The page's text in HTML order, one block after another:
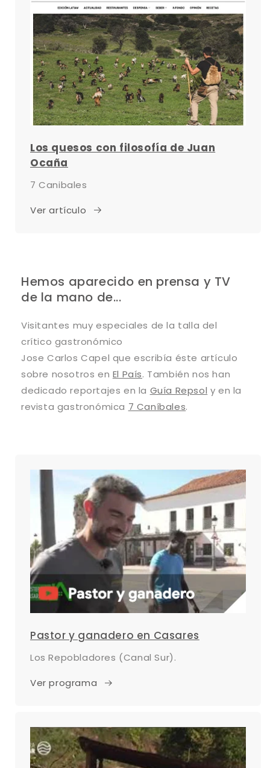
Los quesos con filosofía de Juan
Ocaña
7 Canibales
Ver artículo
Hemos aparecido en prensa y TV
de la mano de...
Visitantes muy especiales de la talla del
crítico gastronómico
Jose Carlos Capel que escribía éste artículo
sobre nosotros en El País. También nos han
dedicado reportajes en la Guía Repsol y en la
revista gastronómica 7 Caníbales.
Pastor y ganadero en Casares
Los Repobladores (Canal Sur).
Ver programa